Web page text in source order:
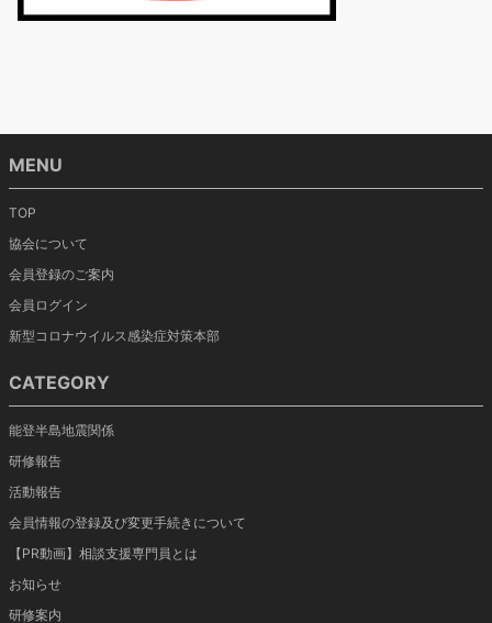
MENU
TOP
協会について
会員登録のご案内
会員ログイン
新型コロナウイルス感染症対策本部
CATEGORY
能登半島地震関係
研修報告
活動報告
会員情報の登録及び変更手続きについて
【PR動画】相談支援専門員とは
お知らせ
研修案内